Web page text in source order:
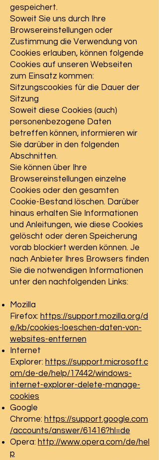
gespeichert.
Soweit Sie uns durch Ihre
Browsereinstellungen oder
Zustimmung die Verwendung von
Cookies erlauben, können folgende
Cookies auf unseren Webseiten
zum Einsatz kommen:
Sitzungscookies für die Dauer der
Sitzung
Soweit diese Cookies (auch)
personenbezogene Daten
betreffen können, informieren wir
Sie darüber in den folgenden
Abschnitten.
Sie können über Ihre
Browsereinstellungen einzelne
Cookies oder den gesamten
Cookie-Bestand löschen. Darüber
hinaus erhalten Sie Informationen
und Anleitungen, wie diese Cookies
gelöscht oder deren Speicherung
vorab blockiert werden können. Je
nach Anbieter Ihres Browsers finden
Sie die notwendigen Informationen
unter den nachfolgenden Links:
Mozilla
Firefox: https://support.mozilla.org/d
e/kb/cookies-loeschen-daten-von-
websites-entfernen
Internet
Explorer: https://support.microsoft.c
om/de-de/help/17442/windows-
internet-explorer-delete-manage-
cookies
Google
Chrome: https://support.google.com
/accounts/answer/61416?hl=de
Opera: http://www.opera.com/de/hel
p